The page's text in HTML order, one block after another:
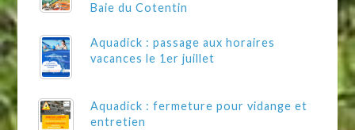
Baie du Cotentin
Aquadick : passage aux horaires
vacances le 1er juillet
Aquadick : fermeture pour vidange et
entretien